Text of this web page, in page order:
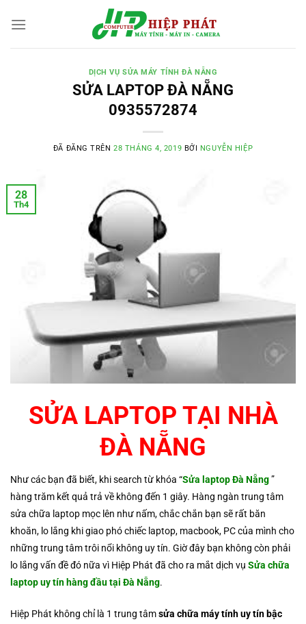
đến
DỊCH VỤ SỬA MÁY TÍNH ĐÀ NẴNG
SỬA LAPTOP ĐÀ NẴNG
0935572874
ĐÃ ĐĂNG TRÊN28 THÁNG 4, 2019 BỞI NGUYỄN HIỆP
28
Th4
SỬA LAPTOP TẠI NHÀ
ĐÀ NẴNG
Như các bạn đã biết, khi search từ khóa “Sửa laptop Đà Nẵng”
hàng trăm kết quả trả về không đến 1 giây. Hàng ngàn trung tâm
sửa chữa laptop mọc lên như nấm, chắc chắn bạn sẽ rất băn
khoăn, lo lắng khi giao phó chiếc laptop, macbook, PC của mình cho
những trung tâm trôi nổi không uy tín. Giờ đây bạn không còn phải
lo lắng vấn đề đó nữa vì Hiệp Phát đã cho ra mắt dịch vụ Sửa chữa
laptop uy tín hàng đầu tại Đà Nẵng.
Hiệp Phát không chỉ là 1 trung tâmsửa chữa máy tính uy tín bậc